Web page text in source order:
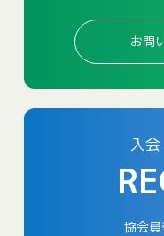
お問
入
協会